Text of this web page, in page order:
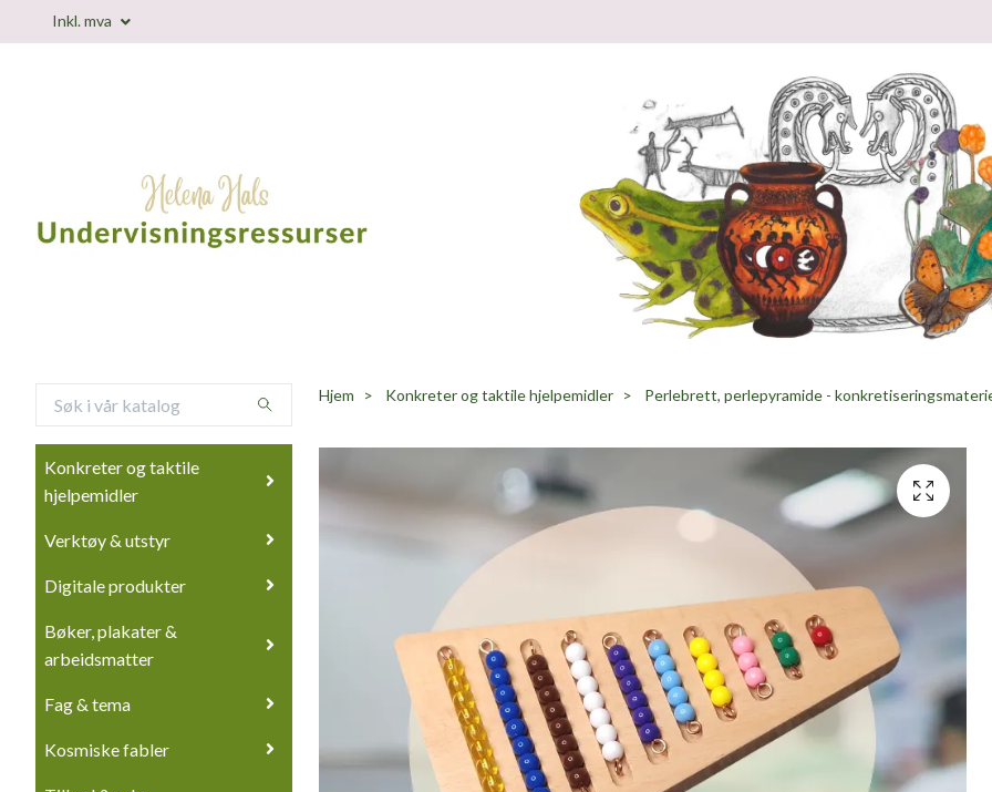
Inkl. mva
Konkreter og taktile
hjelpemidler
Verktøy & utstyr
Digitale produkter
Bøker, plakater &
arbeidsmatter
Fag & tema
Kosmiske fabler
Hjem Konkreter og taktile hjelpemidler Perlebrett, perlepyramide -